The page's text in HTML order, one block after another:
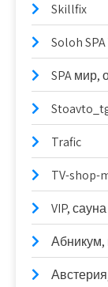
Skillfix
Soloh
SPA мир,
Trafic
TV-shop-
VIP, сауна
Абникум,